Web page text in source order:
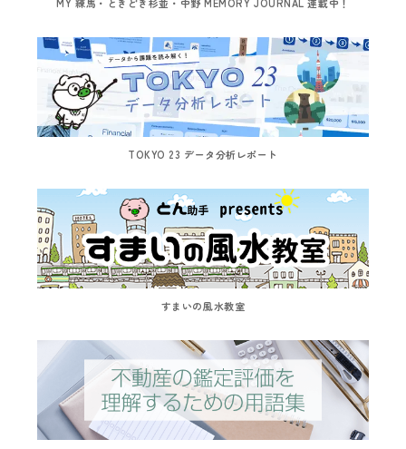
MY 練馬・ときどき杉並・中野 MEMORY JOURNAL 連載中！
TOKYO 23 データ分析レポート
すまいの風水教室